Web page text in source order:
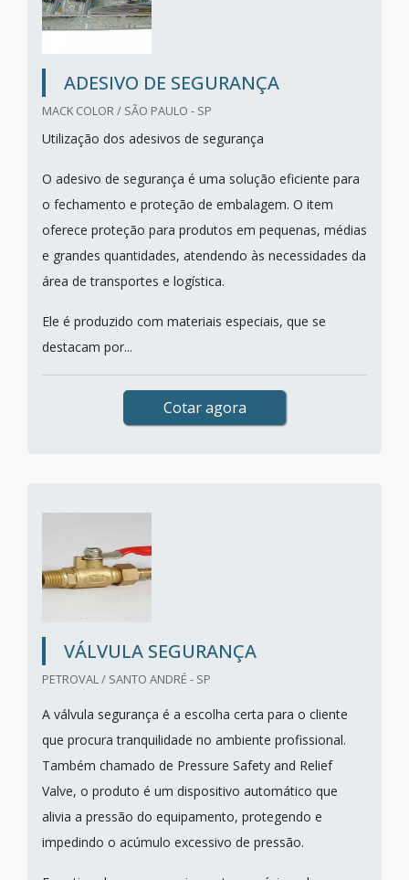
ADESIVO DE SEGURANÇA
MACK COLOR / SÃO PAULO - SP
Utilização dos adesivos de segurança
O adesivo de segurança é uma solução eficiente para
o fechamento e proteção de embalagem. O item
oferece proteção para produtos em pequenas, médias
e grandes quantidades, atendendo às necessidades da
área de transportes e logística.
Ele é produzido com materiais especiais, que se
destacam por...
Cotar agora
VÁLVULA SEGURANÇA
PETROVAL / SANTO ANDRÉ - SP
A válvula segurança é a escolha certa para o cliente
que procura tranquilidade no ambiente profissional.
Também chamado de Pressure Safety and Relief
Valve, o produto é um dispositivo automático que
alivia a pressão do equipamento, protegendo e
impedindo o acúmulo excessivo de pressão.